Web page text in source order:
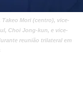
Mori (centro), vice-
Choi Jong-kun, e vice-
reunião trilateral em